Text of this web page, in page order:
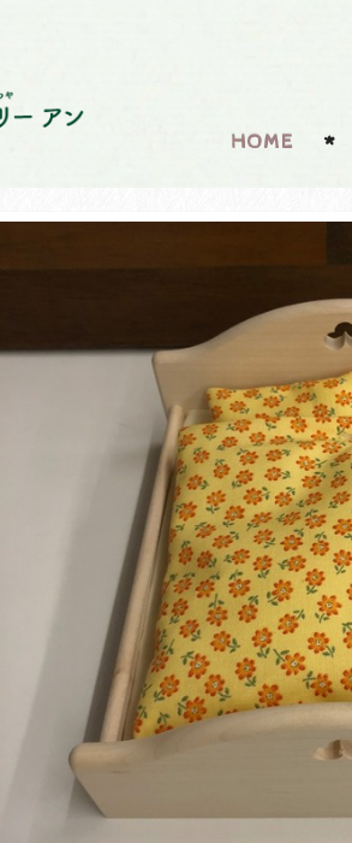
HOME